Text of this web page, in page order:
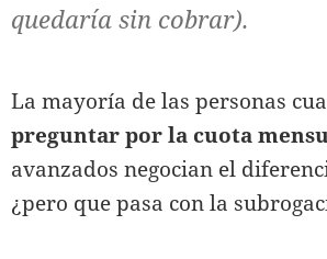
quedaría sin cobrar).
La mayoría de las personas
preguntar por la cuota
avanzados negocian el
¿pero que pasa con la